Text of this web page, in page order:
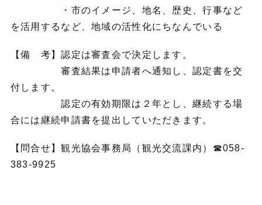
・市のイメージ、地名、歴史、行事など
を活用するなど、地域の活性化にちなんでいる
【備 考】認定は審査会で決定します。
審査結果は申請者へ通知し、認定書を交
付します。
認定の有効期限は２年とし、継続する場
合には継続申請書を提出していただきます。
【問合せ】観光協会事務局（観光交流課内）☎058-
383-9925